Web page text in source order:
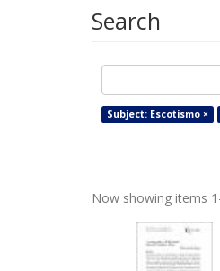
Search
Subject: Escotismo ×
Now showing items